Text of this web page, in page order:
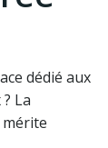
dédié aux
La
mérite